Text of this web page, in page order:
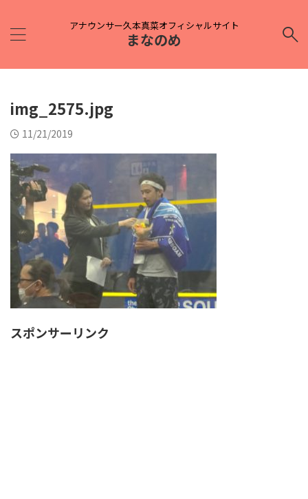
アナウンサー久本真菜オフィシャルサイト
まなのめ
img_2575.jpg
11/21/2019
スポンサーリンク